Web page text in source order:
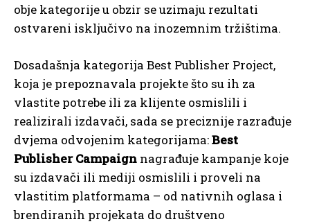
obje kategorije u obzir se uzimaju rezultati
ostvareni isključivo na inozemnim tržištima.
Dosadašnja kategorija Best Publisher Project,
koja je prepoznavala projekte što su ih za
vlastite potrebe ili za klijente osmislili i
realizirali izdavači, sada se preciznije razrađuje
dvjema odvojenim kategorijama:Best
Publisher Campaign nagrađuje kampanje koje
su izdavači ili mediji osmislili i proveli na
vlastitim platformama – od nativnih oglasa i
brendiranih projekata do društveno